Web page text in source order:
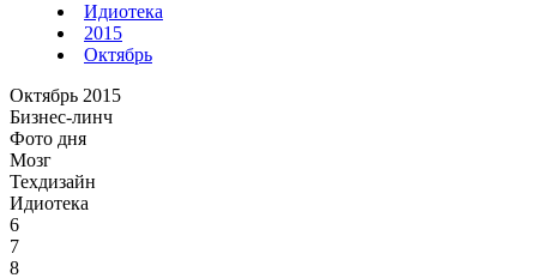
Идиотека
2015
Октябрь
Октябрь 2015
Бизнес-линч
Фото дня
Мозг
Техдизайн
Идиотека
6
7
8